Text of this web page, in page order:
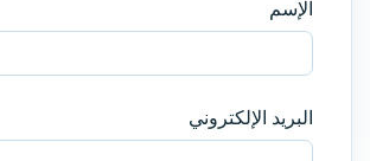
الإسم
البريد الإلكتروني